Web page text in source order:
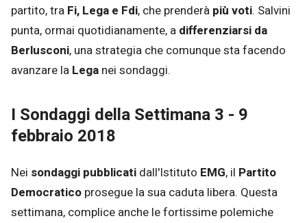
partito, tra Fi, Lega e Fdi, che prenderà più voti. Salvini
punta, ormai quotidianamente, a differenziarsi da
Berlusconi, una strategia che comunque sta facendo
avanzare la Lega nei sondaggi.
I Sondaggi della Settimana 3 - 9
febbraio 2018
Nei sondaggi pubblicati dall'Istituto EMG, il Partito
Democratico prosegue la sua caduta libera. Questa
settimana, complice anche le fortissime polemiche